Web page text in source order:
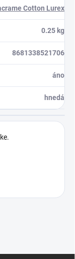
Cotton Lurex
0.25 kg
8681338521706
áno
hnedá